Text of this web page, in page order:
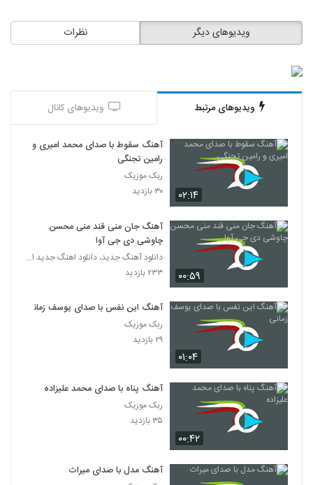
نظرات ویدیوهای دیگر
ویدیوهای مرتبط ویدیوهای کانال
۰۲:۱۴
آهنگ سقوط با صدای محمد امیری و
رامین تجنگی
ربک موزیک
۳۰ بازدید
۰۰:۵۹
آهنگ جان منی قند منی محسن
چاوشی دی جی آوا
دانلود آهنگ جدید، دانلود اهنگ جدید ایرانی
۲۳۳ بازدید
۰۱:۰۴
آهنگ این نفس با صدای یوسف زمانی
ربک موزیک
۲۹ بازدید
۰۰:۴۲
آهنگ پناه با صدای محمد علیزاده
ربک موزیک
۳۵ بازدید
آهنگ مدل با صدای میراث